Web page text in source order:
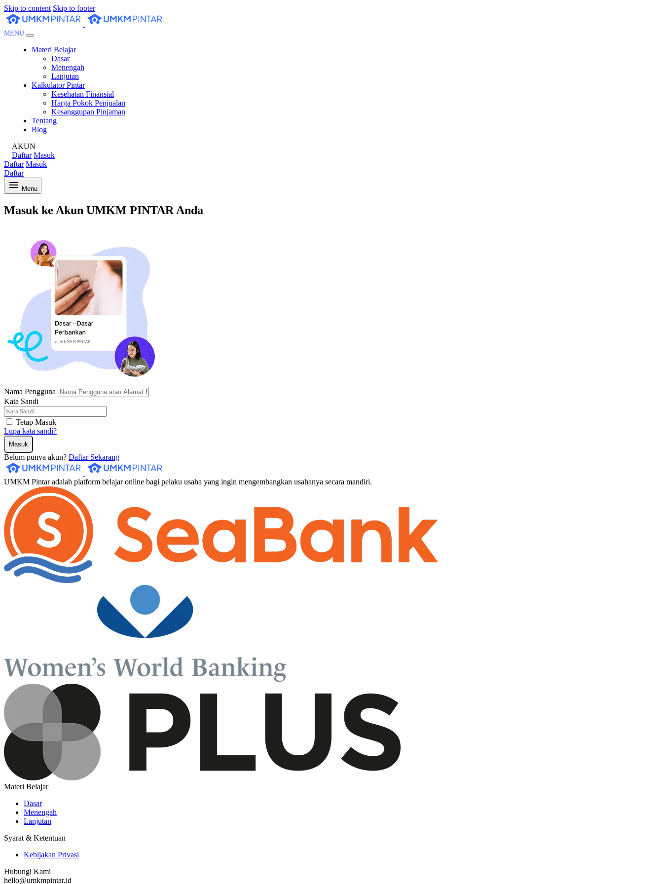
Skip to content Skip to footer
MENU
Materi Belajar
Dasar
Menengah
Lanjutan
Kalkulator Pintar
Kesehatan Finansial
Harga Pokok Penjualan
Kesanggupan Pinjaman
Tentang
Blog
AKUN
Daftar Masuk
Daftar Masuk
Daftar
Menu
Masuk ke Akun UMKM PINTAR Anda
Nama Pengguna
Kata Sandi
Tetap Masuk
Lupa kata sandi?
Masuk
Belum punya akun? Daftar Sekarang
UMKM Pintar adalah platform belajar online bagi pelaku usaha yang ingin mengembangkan usahanya secara mandiri.
Materi Belajar
Dasar
Menengah
Lanjutan
Syarat & Ketentuan
Kebijakan Privasi
Hubungi Kami
hello@umkmpintar.id